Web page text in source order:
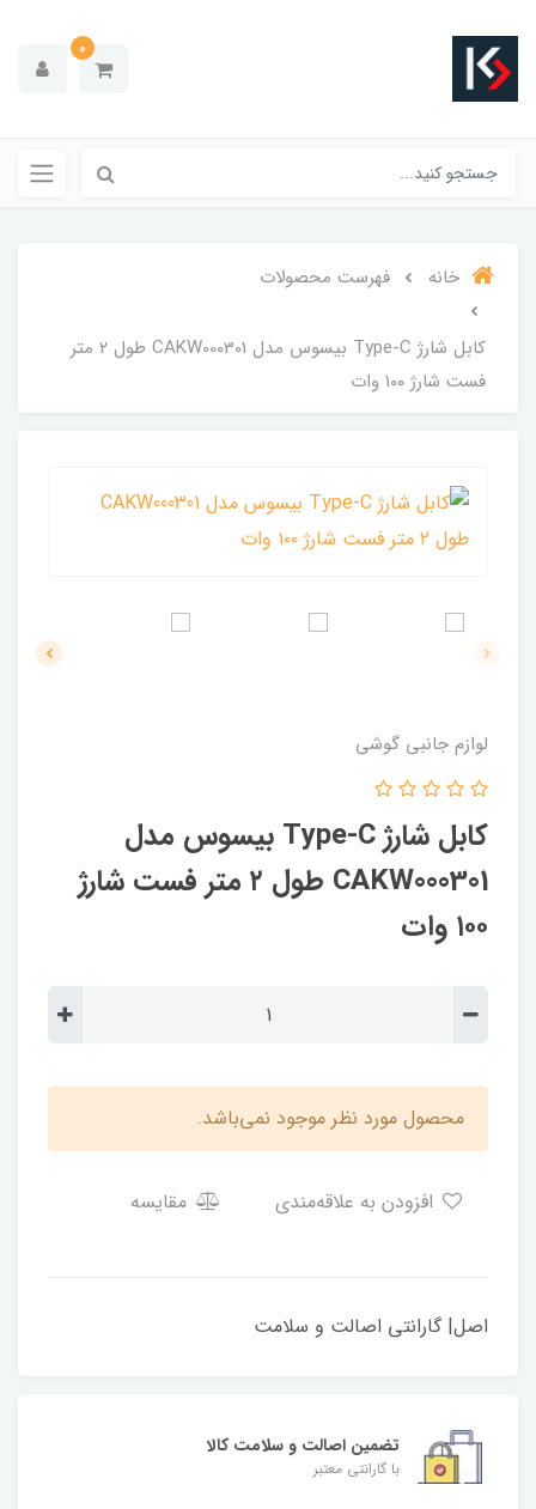
0
خانه فهرست محصولات
کابل شارژ Type-C بیسوس مدل CAKW000301 طول ۲ متر
فست شارژ ۱۰۰ وات
لوازم جانبی گوشی
کابل شارژ Type-C بیسوس مدل
CAKW000301 طول ۲ متر فست شارژ
۱۰۰ وات
محصول مورد نظر موجود نمی‌باشد.
مقایسه
اصل| گارانتی اصالت و سلامت
تضمین اصالت و سلامت کالا
با گارانتی معتبر